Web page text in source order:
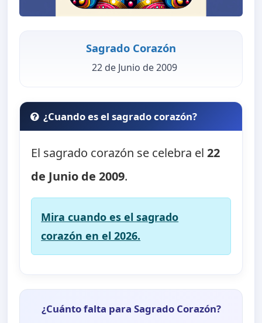
Sagrado Corazón
22 de Junio de 2009
¿Cuando es el sagrado corazón?
El sagrado corazón se celebra el22
de Junio de 2009.
Mira cuando es el sagrado
corazón en el 2026.
¿Cuánto falta para Sagrado Corazón?